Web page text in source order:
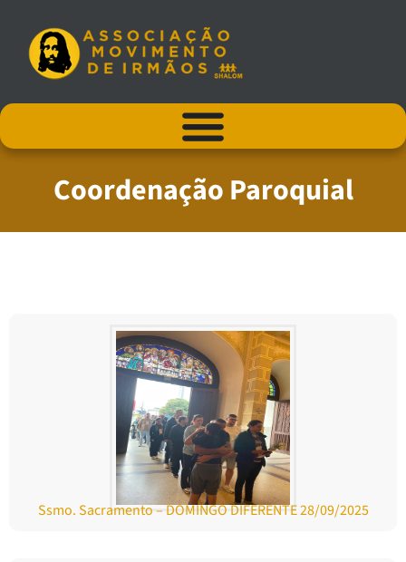
Coordenação Paroquial
Ssmo. Sacramento – DOMINGO DIFERENTE 28/09/2025